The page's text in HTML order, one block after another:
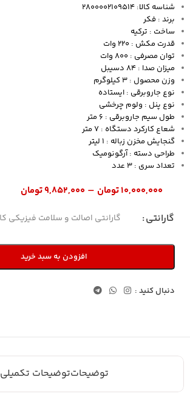
شناسه کالا: 2800002109514
برند : فکر
ساخت : ترکیه
قدرت مکش : 220 وات
توان مصرفی : 800 وات
میزان صدا : 84 دسیبل
وزن محصول : 3 کیلوگرم
نوع جاروبرقی : ایستاده
نوع پنل : ولوم چرخشی
طول سیم جاروبرقی : 6 متر
شعاع کارکرد دستگاه : 7 متر
گنجایش مخزن زباله : 1 لیتر
طراحی دسته : آرگونومیک
تعداد سری : 3 عدد
۱۰,۰۰۰,۰۰۰تومان – ۹,۸۵۲,۰۰۰تومان
گارانتی
افزودن به سبد خرید
دنبال کنید :
توضیحاتتوضیحات تکمیلی